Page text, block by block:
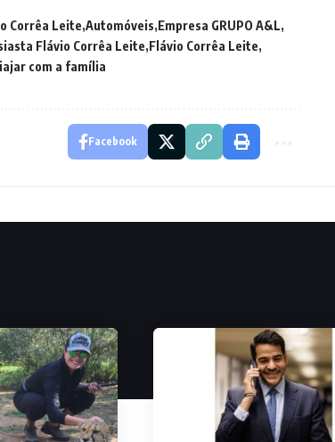
Corrêa Leite Automóveis Empresa GRUPO A&L
Flávio Corrêa Leite Flávio Corrêa Leite
com a família
Facebook